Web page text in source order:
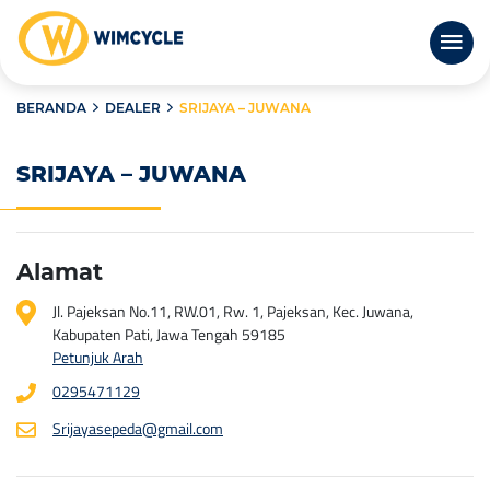
BERANDA DEALER SRIJAYA – JUWANA
SRIJAYA – JUWANA
Alamat
Jl. Pajeksan No.11, RW.01, Rw. 1, Pajeksan, Kec. Juwana,
Kabupaten Pati, Jawa Tengah 59185
Petunjuk Arah
0295471129
Srijayasepeda@gmail.com